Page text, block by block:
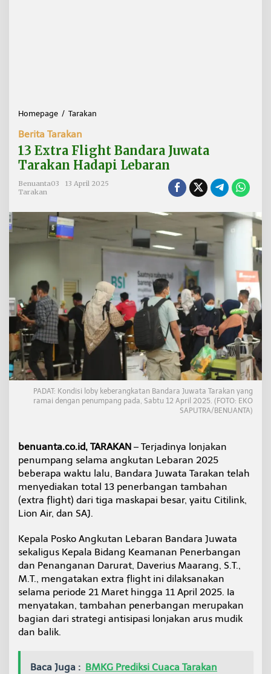
Homepage / Tarakan
x
t
r
i
g
d
a
r
a
J
u
a
T
a
n
H
a
d
a
L
e
b
a
r
a
n
Berita Tarakan
13 Extra Flight Bandara Juwata
Tarakan Hadapi Lebaran
Benuanta03
13 April 2025
Tarakan
PADAT: Kondisi loby keberangkatan Bandara Juwata Tarakan yang
ramai dengan penumpang pada, Sabtu 12 April 2025. (FOTO: EKO
SAPUTRA/BENUANTA)
benuanta.co.id, TARAKAN – Terjadinya lonjakan
penumpang selama angkutan Lebaran 2025
beberapa waktu lalu, Bandara Juwata Tarakan telah
menyediakan total 13 penerbangan tambahan
(extra flight) dari tiga maskapai besar, yaitu Citilink,
Lion Air, dan SAJ.
Kepala Posko Angkutan Lebaran Bandara Juwata
sekaligus Kepala Bidang Keamanan Penerbangan
dan Penanganan Darurat, Daverius Maarang, S.T.,
M.T., mengatakan extra flight ini dilaksanakan
selama periode 21 Maret hingga 11 April 2025. Ia
menyatakan, tambahan penerbangan merupakan
bagian dari strategi antisipasi lonjakan arus mudik
dan balik.
Baca Juga : BMKG Prediksi Cuaca Tarakan